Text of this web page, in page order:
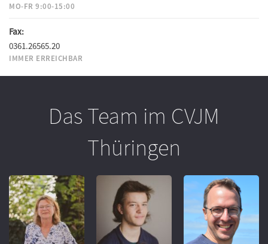
MO-FR 9:00-15:00
Fax:
0361.26565.20
IMMER ERREICHBAR
Das Team im CVJM
Thüringen